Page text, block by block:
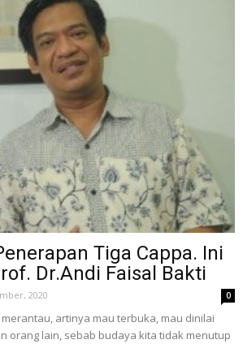
Tiga Cappa. Ini
Dr.Andi Faisal Bakti
2020 0
artinya mau terbuka, mau dinilai
orang lain, sebab budaya kita tidak menutup